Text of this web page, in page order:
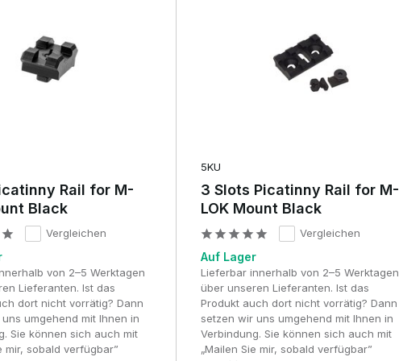
Das korrekte Anziehen gemäß den Spezifikationen
oder Rückstoßsimulationen ausgesetzt sind.
Festigkeit und sind für den intensiven Einsatz geeignet. Polymer-
Zubehör.
Rail for M-
Black
Vergleichen
von 2–5 Werktagen
Lieferanten. Ist das
dort nicht vorrätig? Dann
umgehend mit Ihnen in
Sie können sich auch mit
mir, sobald verfügbar”
5KU
3 Slots Picatinny Rail for M-
LOK Mount Black
Vergleichen
Auf Lager
Lieferbar innerhalb von 2–5 Werktagen
über unseren Lieferanten. Ist das
Produkt auch dort nicht vorrätig? Dann
setzen wir uns umgehend mit Ihnen in
Verbindung. Sie können sich auch mit
„Mailen Sie mir, sobald verfügbar”